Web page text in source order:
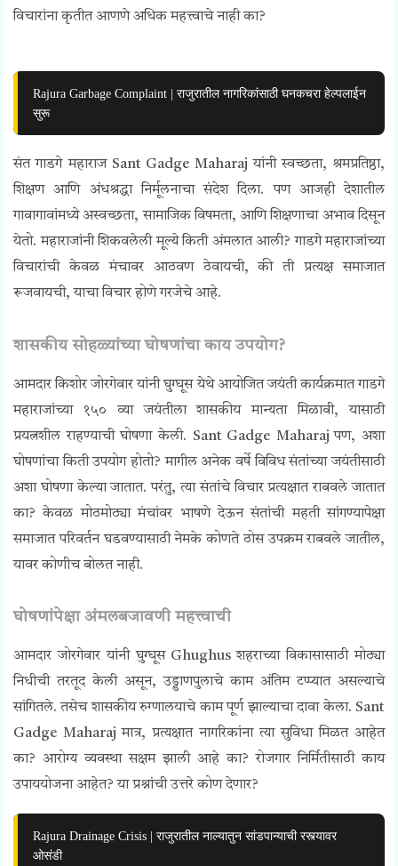
विचारांना कृतीत आणणे अधिक महत्त्वाचे नाही का?
Rajura Garbage Complaint | राजुरातील नागरिकांसाठी घनकचरा हेल्पलाईन
सुरू
संत गाडगे महाराज Sant Gadge Maharaj यांनी स्वच्छता, श्रमप्रतिष्ठा,
शिक्षण आणि अंधश्रद्धा निर्मूलनाचा संदेश दिला. पण आजही देशातील
गावागावांमध्ये अस्वच्छता, सामाजिक विषमता, आणि शिक्षणाचा अभाव दिसून
येतो. महाराजांनी शिकवलेली मूल्ये किती अंमलात आली? गाडगे महाराजांच्या
विचारांची केवळ मंचावर आठवण ठेवायची, की ती प्रत्यक्ष समाजात
रूजवायची, याचा विचार होणे गरजेचे आहे.
शासकीय सोहळ्यांच्या घोषणांचा काय उपयोग?
आमदार किशोर जोरगेवार यांनी घुग्घूस येथे आयोजित जयंती कार्यक्रमात गाडगे
महाराजांच्या १५० व्या जयंतीला शासकीय मान्यता मिळावी, यासाठी
प्रयत्नशील राहण्याची घोषणा केली. Sant Gadge Maharaj पण, अशा
घोषणांचा किती उपयोग होतो? मागील अनेक वर्षे विविध संतांच्या जयंतीसाठी
अशा घोषणा केल्या जातात. परंतु, त्या संतांचे विचार प्रत्यक्षात राबवले जातात
का? केवळ मोठमोठ्या मंचांवर भाषणे देऊन संतांची महती सांगण्यापेक्षा
समाजात परिवर्तन घडवण्यासाठी नेमके कोणते ठोस उपक्रम राबवले जातील,
यावर कोणीच बोलत नाही.
घोषणांपेक्षा अंमलबजावणी महत्त्वाची
आमदार जोरगेवार यांनी घुग्घूस Ghughus शहराच्या विकासासाठी मोठ्या
निधीची तरतूद केली असून, उड्डाणपुलाचे काम अंतिम टप्प्यात असल्याचे
सांगितले. तसेच शासकीय रुग्णालयाचे काम पूर्ण झाल्याचा दावा केला. Sant
Gadge Maharaj मात्र, प्रत्यक्षात नागरिकांना त्या सुविधा मिळत आहेत
का? आरोग्य व्यवस्था सक्षम झाली आहे का? रोजगार निर्मितीसाठी काय
उपाययोजना आहेत? या प्रश्नांची उत्तरे कोण देणार?
Rajura Drainage Crisis | राजुरातील नाल्यातुन सांडपान्याची रस्त्यावर
ओसंडी